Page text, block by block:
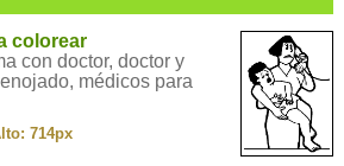
colorear
con doctor, doctor y
médicos para
714px